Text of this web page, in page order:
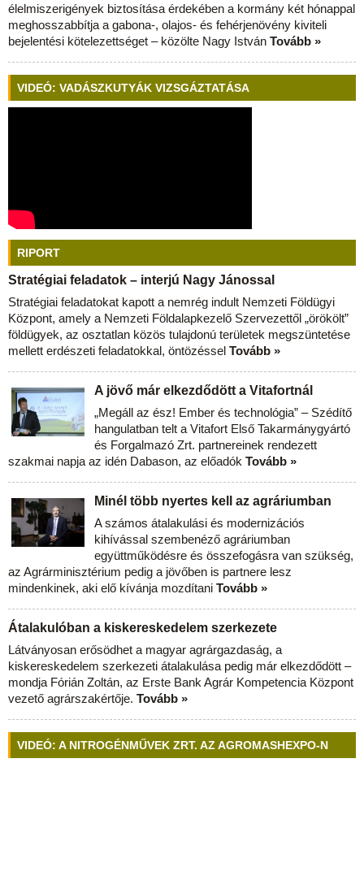
élelmiszerigények biztosítása érdekében a kormány két hónappal
meghosszabbítja a gabona-, olajos- és fehérjenövény kiviteli
bejelentési kötelezettséget – közölte Nagy István Tovább »
VIDEÓ: VADÁSZKUTYÁK VIZSGÁZTATÁSA
RIPORT
Stratégiai feladatok – interjú Nagy Jánossal
Stratégiai feladatokat kapott a nemrég indult Nemzeti Földügyi
Központ, amely a Nemzeti Földalapkezelő Szervezettől „örökölt”
földügyek, az osztatlan közös tulajdonú területek megszüntetése
mellett erdészeti feladatokkal, öntözéssel Tovább »
A jövő már elkezdődött a Vitafortnál
„Megáll az ész! Ember és technológia” – Szédítő
hangulatban telt a Vitafort Első Takarmánygyártó
és Forgalmazó Zrt. partnereinek rendezett
szakmai napja az idén Dabason, az előadók Tovább »
Minél több nyertes kell az agráriumban
A számos átalakulási és modernizációs
kihívással szembenéző agráriumban
együttműködésre és összefogásra van szükség,
az Agrárminisztérium pedig a jövőben is partnere lesz
mindenkinek, aki elő kívánja mozdítani Tovább »
Átalakulóban a kiskereskedelem szerkezete
Látványosan erősödhet a magyar agrárgazdaság, a
kiskereskedelem szerkezeti átalakulása pedig már elkezdődött –
mondja Fórián Zoltán, az Erste Bank Agrár Kompetencia Központ
vezető agrárszakértője. Tovább »
VIDEÓ: A NITROGÉNMŰVEK ZRT. AZ AGROMASHEXPO-N